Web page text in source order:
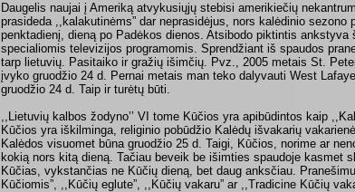
Daugelis naujai į Ameriką atvykusiųjų stebisi amerikiečių
prasideda ,,kalakutinėms” dar neprasidėjus, nors kalėdinio
penktadienį, dieną po Padėkos dienos. Atsibodo piktintis ankstyva
specialiomis televizijos programomis. Sprendžiant iš spaudos
tarp lietuvių. Pasitaiko ir gražių išimčių. Pvz., 2005 metais St.
įvyko gruodžio 24 d. Pernai metais man teko dalyvauti West
gruodžio 24 d. Taip ir turėtų būti.
,,Lietuvių kalbos žodyno’’ VI tome Kūčios yra apibūdintos kaip
Kūčios yra iškilminga, religinio pobūdžio Kalėdų išvakarių
Kalėdos visuomet būna gruodžio 25 d. Taigi, Kūčios, norime ar
kokią nors kitą dieną. Tačiau beveik be išimties spaudoje kasmet
Kūčias, vykstančias ne Kūčių dieną, bet daug anksčiau.
Kūčiomis”, ,,Kūčių eglute”, ,,Kūčių vakaru” ar ,,Tradicine Kūčių